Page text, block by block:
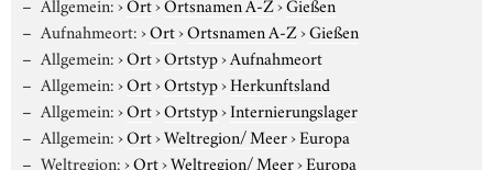
Aufnahmeort:›Ort›Ortsnamen A-Z›Gießen
Allgemein:›Ort›Ortstyp›Aufnahmeort
Allgemein:›Ort›Ortstyp›Herkunftsland
Allgemein:›Ort›Ortstyp›Internierungslager
Allgemein:›Ort›Weltregion/ Meer›Europa
Weltregion:›Ort›Weltregion/ Meer›Europa